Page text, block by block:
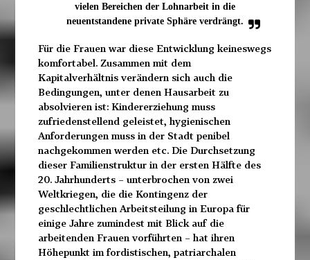
vielen Bereichen der Lohnarbeit in die
neuentstandene private Sphäre verdrängt.
Für die Frauen war diese Entwicklung keineswegs
komfortabel. Zusammen mit dem
Kapitalverhältnis verändern sich auch die
Bedingungen, unter denen Hausarbeit zu
absolvieren ist: Kindererziehung muss
zufriedenstellend geleistet, hygienischen
Anforderungen muss in der Stadt penibel
nachgekommen werden etc. Die Durchsetzung
dieser Familienstruktur in der ersten Hälfte des
20. Jahrhunderts – unterbrochen von zwei
Weltkriegen, die die Kontingenz der
geschlechtlichen Arbeitsteilung in Europa für
einige Jahre zumindest mit Blick auf die
arbeitenden Frauen vorführten – hat ihren
Höhepunkt im fordistischen, patriarchalen